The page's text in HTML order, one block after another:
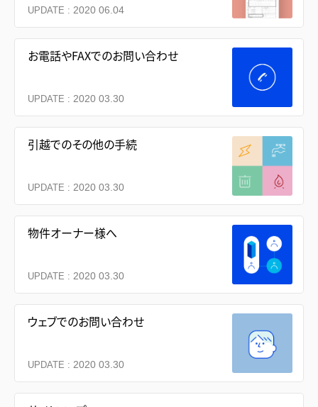
UPDATE : 2020 06.04
お電話やFAXでのお問い合わせ
UPDATE : 2020 03.30
引越でのその他の手続
UPDATE : 2020 03.30
物件オーナー様へ
UPDATE : 2020 03.30
ウェブでのお問い合わせ
UPDATE : 2020 03.30